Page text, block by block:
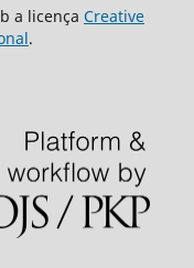
a licença Creative
.